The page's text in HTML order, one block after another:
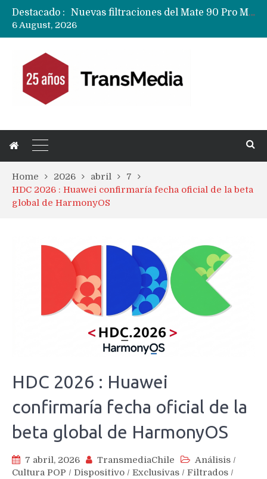
Destacado :
Google acaba definitivamente el truco para pagar con NFC en celulares Xiaomi, Oppo, Vivo y Huawei con ROM china
6 August, 2026
Home 2026 abril
7
HDC 2026 : Huawei confirmaría fecha oficial de la beta
global de HarmonyOS
HDC 2026 : Huawei
confirmaría fecha oficial de la
beta global de HarmonyOS
7 abril, 2026 TransmediaChile Análisis /
Cultura POP / Dispositivo / Exclusivas / Filtrados /